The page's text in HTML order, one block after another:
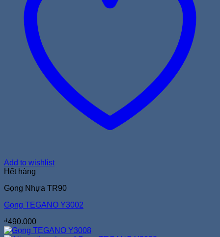
Add to wishlist
Hết hàng
Gọng Nhựa TR90
Gọng TEGANO Y3002
₫490.000